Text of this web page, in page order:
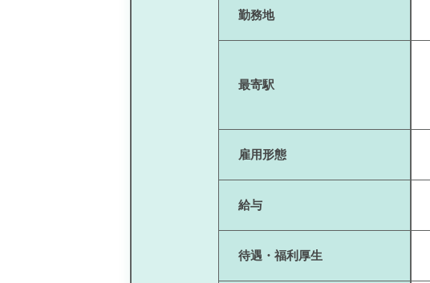
勤務地
最寄駅
雇用形態
給与
待遇・福利厚生